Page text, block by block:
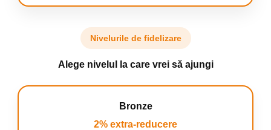
Nivelurile de fidelizare
Alege nivelul la care vrei să ajungi
Bronze
2% extra-reducere